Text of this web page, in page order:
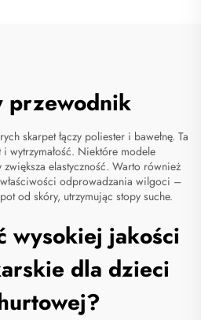
przewodnik
skarpet łączy poliester i bawełnę. Ta
wytrzymałość. Niektóre modele
elastyczność. Warto również
odprowadzania wilgoci –
od skóry, utrzymując stopy suche.
wysokiej jakości
dla dzieci